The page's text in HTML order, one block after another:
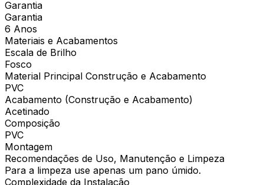
Garantia
Garantia
6 Anos
Materiais e Acabamentos
Escala de Brilho
Fosco
Material Principal Construção e Acabamento
PVC
Acabamento (Construção e Acabamento)
Acetinado
Composição
PVC
Montagem
Recomendações de Uso, Manutenção e Limpeza
Para a limpeza use apenas um pano úmido.
Complexidade da Instalação